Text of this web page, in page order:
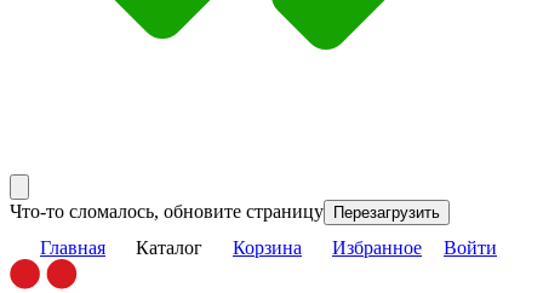
Что-то сломалось, обновите страницу Перезагрузить
Главная Каталог Корзина Избранное Войти